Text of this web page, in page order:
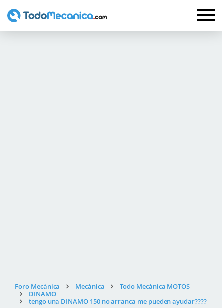
Foro Mecánica Mecánica
Todo Mecánica MOTOS
DINAMO
tengo una DINAMO 150 no arranca me pueden ayudar????